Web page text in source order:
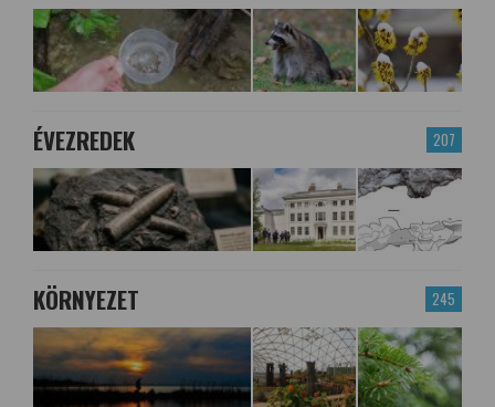
207
ÉVEZREDEK
245
KÖRNYEZET